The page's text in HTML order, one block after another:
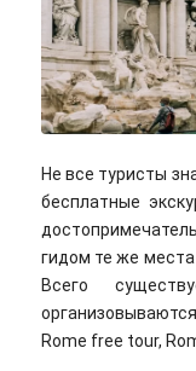
Не все туристы
бесплатные
гидом те же места
Всего
Rome free tour,